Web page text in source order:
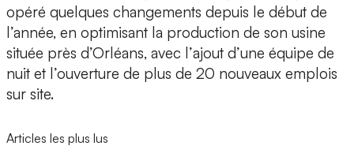
opéré quelques changements depuis le début de
l’année, en optimisant la production de son usine
située près d’Orléans, avec l’ajout d’une équipe de
nuit et l’ouverture de plus de 20 nouveaux emplois
sur site.
Articles les plus lus